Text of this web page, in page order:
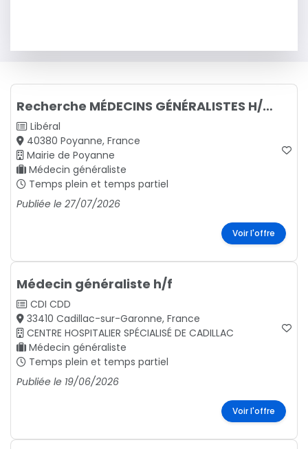
Recherche MÉDECINS GÉNÉRALISTES H/F - Avantages/Aide à l'installation
Libéral
40380 Poyanne, France
Mairie de Poyanne
Médecin généraliste
Temps plein et temps partiel
Publiée le 27/07/2026
Voir l'offre
Médecin généraliste h/f
CDI CDD
33410 Cadillac-sur-Garonne, France
CENTRE HOSPITALIER SPÉCIALISÉ DE CADILLAC
Médecin généraliste
Temps plein et temps partiel
Publiée le 19/06/2026
Voir l'offre